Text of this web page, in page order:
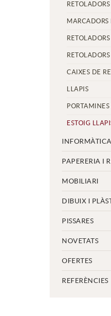
MARCADORS
CAIXES DE
LLAPIS
ESTOIG
INFORMÀTICA
PAPERERIA I
MOBILIARI
DIBUIX I
PISSARES
NOVETATS
OFERTES
REFERÈNCIES